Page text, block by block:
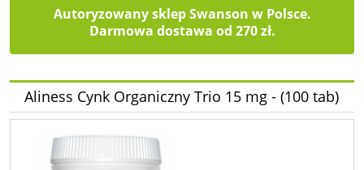
Autoryzowany sklep Swanson w Polsce.
Darmowa dostawa od 270 zł.
Aliness Cynk Organiczny Trio 15 mg - (100 tab)